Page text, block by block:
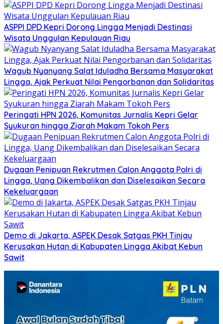
ASPPI DPD Kepri Dorong Lingga Menjadi Destinasi
Wisata Unggulan Kepulauan Riau
Wagub Nyanyang Salat Iduladha Bersama Masyarakat
Lingga, Ajak Perkuat Nilai Pengorbanan dan Solidaritas
Peringati HPN 2026, Komunitas Jurnalis Kepri Gelar
Syukuran hingga Ziarah Makam Tokoh Pers
Dugaan Penipuan Rekrutmen Calon Anggota Polri di
Lingga, Uang Dikembalikan dan Diselesaikan Secara
Kekeluargaan
Demo di Jakarta, ASPEK Desak Satgas PKH Tinjau
Kerusakan Hutan di Kabupaten Lingga Akibat Kebun
Sawit